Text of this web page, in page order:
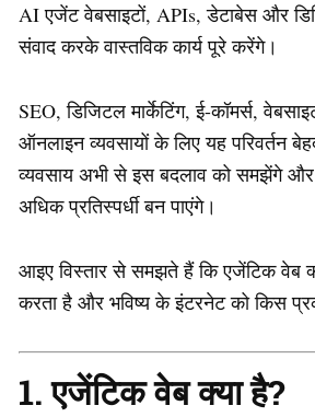
AI एजेंट वेबसाइटों, APIs, डेटाबेस और
संवाद करके वास्तविक कार्य पूरे करेंगे।
SEO, डिजिटल मार्केटिंग, ई-कॉमर्स,
ऑनलाइन व्यवसायों के लिए यह परिवर्तन
व्यवसाय अभी से इस बदलाव को समझेंगे और
अधिक प्रतिस्पर्धी बन पाएंगे।
आइए विस्तार से समझते हैं कि एजेंटिक वेब
करता है और भविष्य के इंटरनेट को किस
1. एजेंटिक वेब क्या है?